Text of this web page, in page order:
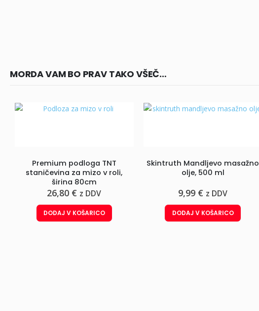
MORDA VAM BO PRAV TAKO VŠEČ…
Premium podloga TNT
staničevina za mizo v roli,
širina 80cm
26,80 € z DDV
DODAJ V KOŠARICO
Skintruth Mandljevo masažno
olje, 500 ml
9,99 € z DDV
DODAJ V KOŠARICO